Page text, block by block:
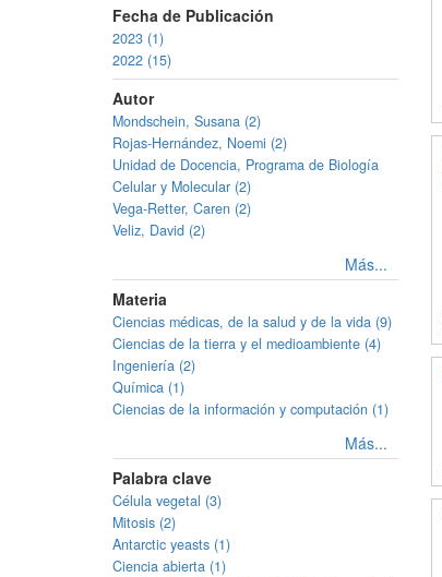
Fecha de Publicación
2023 (1)
2022 (15)
Autor
Mondschein, Susana (2)
Rojas-Hernández, Noemi (2)
Unidad de Docencia, Programa de Biología
Celular y Molecular (2)
Vega-Retter, Caren (2)
Veliz, David (2)
Más...
Materia
Ciencias médicas, de la salud y de la vida (9)
Ciencias de la tierra y el medioambiente (4)
Ingeniería (2)
Química (1)
Ciencias de la información y computación (1)
Más...
Palabra clave
Célula vegetal (3)
Mitosis (2)
Antarctic yeasts (1)
Ciencia abierta (1)